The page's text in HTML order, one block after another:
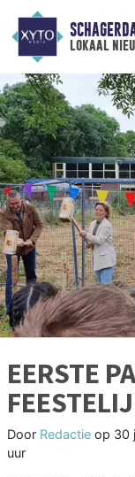
lokaal
EERSTE
Door Redactie op 30
uur